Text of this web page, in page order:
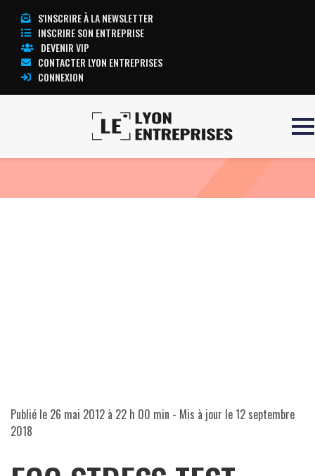
S'INSCRIRE À LA NEWSLETTER
INSCRIRE SON ENTREPRISE
DEVENIR VIP
CONTACTER LYON ENTREPRISES
CONNEXION
Publié le 26 mai 2012 à 22 h 00 min - Mis à jour le12 septembre
2018